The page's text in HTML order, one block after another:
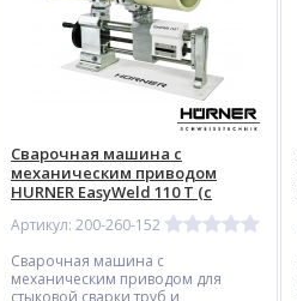
Сварочная машина с
механическим приводом
HURNER EasyWeld 110 Т (с
торцевателем, с
вертикальной регулировкой
зажимов, с возможностью
Артикул: 200-260-152
Сварочная машина с
механическим приводом для
стыковой сварки труб и